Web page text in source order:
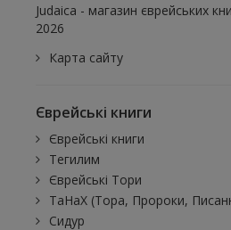
Judaica - магазин єврейських
2026
Карта сайту
Єврейські книги
Єврейські книги
Тегилим
Єврейські Тори
ТаНаХ (Тора, Пророки,
Сидур